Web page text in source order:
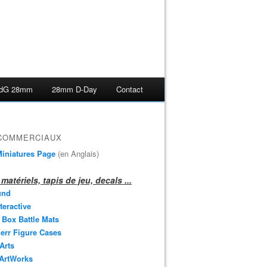
28mm 28mm D-Day Contact
Page (en Anglais)
tapis de jeu, decals ...
Battle Mats
Figure Cases